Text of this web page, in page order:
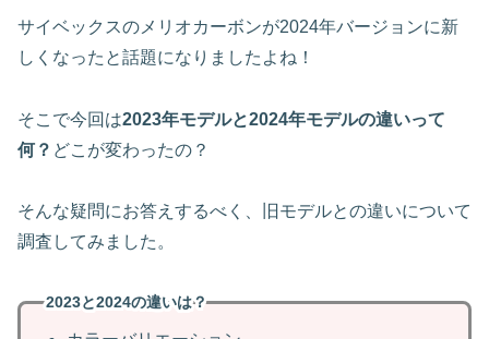
サイベックスのメリオカーボンが2024年バージョンに新
しくなったと話題になりましたよね！
そこで今回は2023年モデルと2024年モデルの違いって
何？ どこが変わったの？
そんな疑問にお答えするべく、旧モデルとの違いについて
調査してみました。
2023と2024の違いは？